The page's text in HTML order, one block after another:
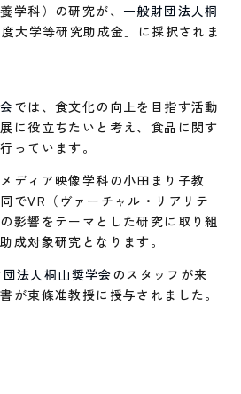
学科）の研究が、 一般財団法人桐
大学等研究助成金」に採択されま
では、食文化の向上を目指す活動
に役立ちたいと考え、食品に関す
っています。
ディア映像学科の小田まり子教
でVR（ヴァーチャル・リアリテ
影響をテーマとした研究に取り組
成対象研究となります。
法人桐山奨学会のスタッフが来
が東條准教授に授与されました。